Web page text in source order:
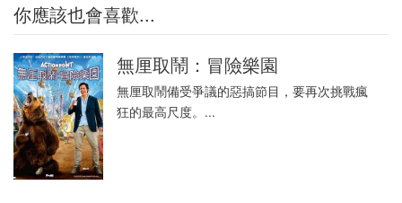
你應該也會喜歡...
無厘取鬧：冒險樂園
無厘取鬧備受爭議的惡搞節目，要再次挑戰瘋
狂的最高尺度。...